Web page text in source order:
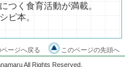
つく食育活動が満載。
ピ本。
ージへ戻る このページの先頭へ
All Rights Reserved.